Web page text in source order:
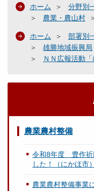
ホーム 分野別
農業・農山村
ホーム 部署別
雄勝地域振興局
ＮＮ広報活動「
農業農村整備
令和8年度 豊作祈
した！（にかほ市）
農業農村整備事業